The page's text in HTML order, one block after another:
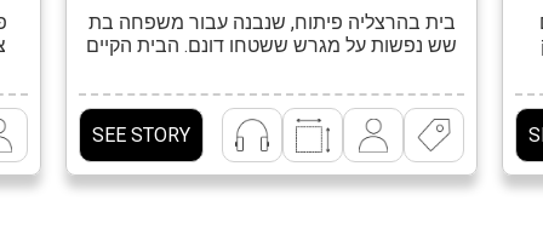
על
בית בהרצליה פיתוח, שנבנה עבור משפחה בת
שש נפשות על מגרש ששטחו דונם. הבית הקיים
המשתרעים על פני שלושה מפלסים. "לבני
המשפחה, שהתרחבה בשלבי תכנון מתקדמים,
היה חשוב ליצור חלל מגורים גדול ומרווח
שיאפשר להם לערוך מסיבות ולארח כמות גדולה
של אנשים בפנים ובחוץ. את הפרוגרמה שניסחנו
SEE STORY